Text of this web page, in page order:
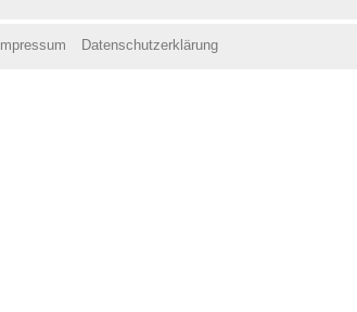
Impressum Datenschutzerklärung